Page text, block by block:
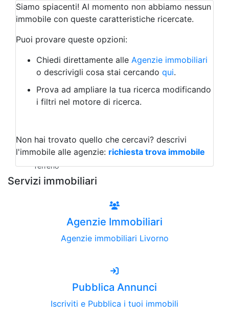
Qualsiasi
Attività/Licenza Commerciale
Azienda Agricola
Bar/Ristorante
Albergo
Laboratorio Artigianale
Negozio/locale commerciale
Agriturismo
Magazzini
Qualsiasi
Terreno edificabile
Terreno
Siamo spiacenti! Al momento non abbiamo nessun
immobile con queste caratteristiche ricercate.
Puoi provare queste opzioni:
Chiedi direttamente alle Agenzie immobiliari
o descrivigli cosa stai cercando qui.
Prova ad ampliare la tua ricerca modificando
i filtri nel motore di ricerca.
Non hai trovato quello che cercavi? descrivi
l'immobile alle agenzie: richiesta trova immobile
Servizi immobiliari
Agenzie Immobiliari
Agenzie immobiliari Livorno
Pubblica Annunci
Iscriviti e Pubblica i tuoi immobili